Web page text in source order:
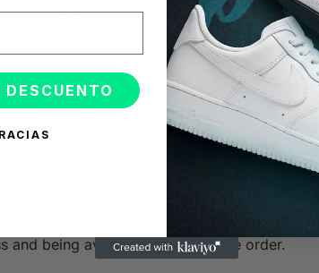
use and product purchases only. b.
provide truthful and accurate information.
for all activities that occur under your
and their nature as such is detailed.
products sold to each customer.
within the indicated timelines but do
and being available to receive the order.